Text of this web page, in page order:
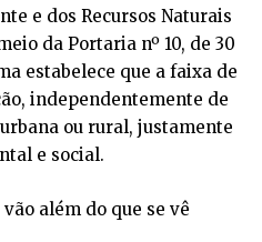
e dos Recursos Naturais
da Portaria nº 10, de 30
estabelece que a faixa de
independentemente de
ou rural, justamente
e social.
além do que se vê